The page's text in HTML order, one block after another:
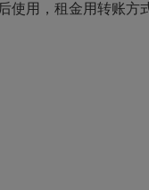
使用，租金用转账方